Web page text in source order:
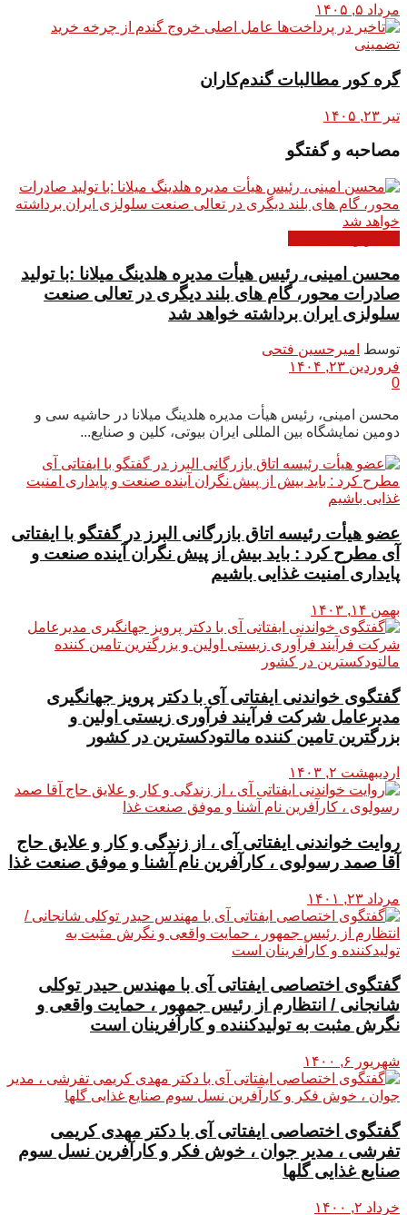
مرداد ۵, ۱۴۰۵
گره کور مطالبات گندم‌کاران
تیر ۲۳, ۱۴۰۵
مصاحبه و گفتگو
محسن امینی، رئیس هیأت مدیره هلدینگ میلانا :با تولید
صادرات محور، گام های بلند دیگری در تعالی صنعت
سلولزی ایران برداشته خواهد شد
توسط امیرحسین فتحی
فروردین ۲۳, ۱۴۰۴
0
محسن امینی، رئیس هیأت مدیره هلدینگ میلانا در حاشیه سی و
دومین نمایشگاه بین المللی ایران بیوتی، کلین و صنایع...
عضو هیأت رئیسه اتاق بازرگانی البرز در گفتگو با ایفتاتی
آی مطرح کرد : باید بیش از پیش نگران آینده صنعت و
پایداری امنیت غذایی باشیم
بهمن ۱۴, ۱۴۰۳
گفتگوی خواندنی ایفتاتی آی با دکتر پرویز جهانگیری
مدیرعامل شرکت فرآیند فرآوری زیستی اولین و
بزرگترین تامین کننده مالتودکسترین در کشور
اردیبهشت ۲, ۱۴۰۳
روایت خواندنی ایفتاتی آی ، از زندگی و کار و علایق حاج
آقا صمد رسولوی ، کارآفرین نام آشنا و موفق صنعت غذا
مرداد ۲۳, ۱۴۰۱
گفتگوی اختصاصی ایفتاتی آی با مهندس حیدر توکلی
شانجانی / انتظارم از رئیس جمهور ، حمایت واقعی و
نگرش مثبت به تولیدکننده و کارآفرینان است
شهریور ۶, ۱۴۰۰
گفتگوی اختصاصی ایفتاتی آی با دکتر مهدی کریمی
تفرشی ، مدیر جوان ، خوش فکر و کارآفرین نسل سوم
صنایع غذایی گلها
خرداد ۲, ۱۴۰۰